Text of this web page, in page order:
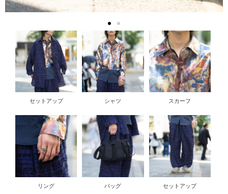
セットアップ シャツ スカーフ
リング バッグ セットアップ